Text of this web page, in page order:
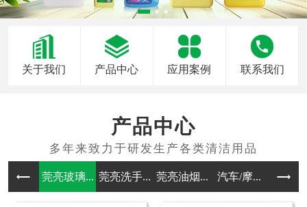
关于我们 产品中心 应用案例 联系我们
产品中心
莞亮玻璃... 莞亮洗手... 莞亮油烟... 汽车/摩... 其他